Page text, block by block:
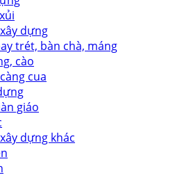
dựng
trét, bàn chà, máng
cào
cua
giáo
dựng khác